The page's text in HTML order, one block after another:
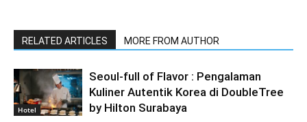
RELATED ARTICLES MORE FROM AUTHOR
Hotel
Seoul-full of Flavor : Pengalaman
Kuliner Autentik Korea di DoubleTree
by Hilton Surabaya